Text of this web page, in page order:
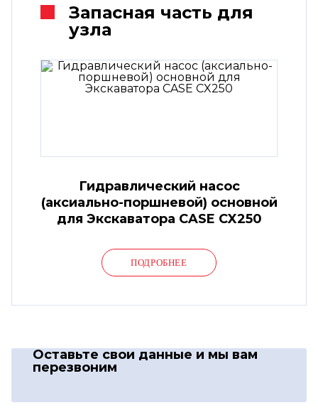
Запасная часть для
узла
Гидравлический насос
(аксиально-поршневой) основной
для Экскаватора CASE CX250
ПОДРОБНЕЕ
Оставьте свои данные и мы вам
перезвоним